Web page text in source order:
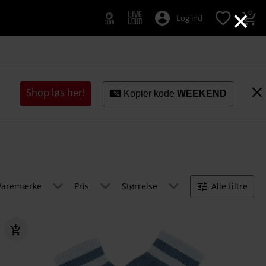
×
Log ind 0
Shop løs her! Kopier kode WEEKEND
Pris Størrelse Alle filtre